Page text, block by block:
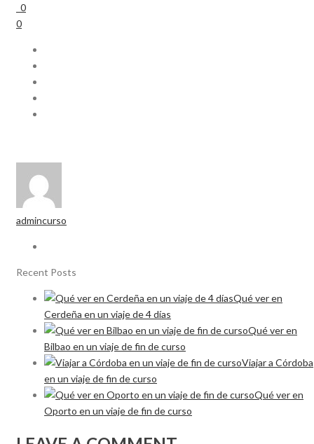
0
0
admincurso
Recent Posts
Qué ver en
Cerdeña en un viaje de 4 días
Qué ver en
Bilbao en un viaje de fin de curso
Viajar a Córdoba
en un viaje de fin de curso
Qué ver en
Oporto en un viaje de fin de curso